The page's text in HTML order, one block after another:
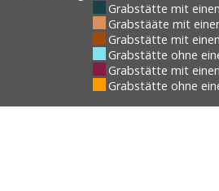
Grabstätte mit
Grabstääte mit
Grabstätte mit
Grabstätte ohne
Grabstätte mit
Grabstätte ohne